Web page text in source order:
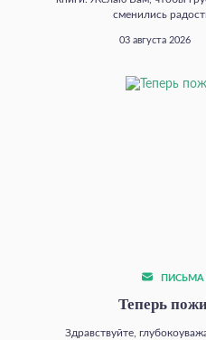
сменились
03 августа 2026
ПИСЬМА
Теперь
Здравствуйте,